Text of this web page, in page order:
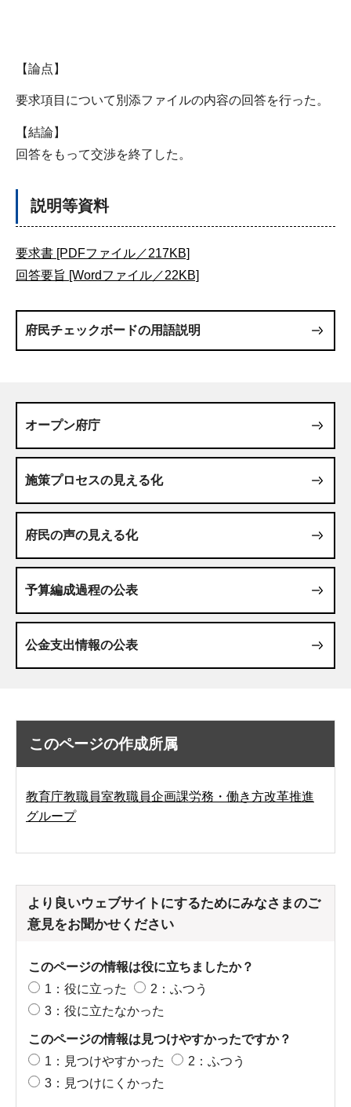
【論点】
要求項目について別添ファイルの内容の回答を行った。
【結論】
回答をもって交渉を終了した。
説明等資料
要求書 [PDFファイル／217KB]
回答要旨 [Wordファイル／22KB]
府民チェックボードの用語説明
オープン府庁
施策プロセスの見える化
府民の声の見える化
予算編成過程の公表
公金支出情報の公表
このページの作成所属
教育庁教職員室教職員企画課労務・働き方改革推進
グループ
より良いウェブサイトにするためにみなさまのご
意見をお聞かせください
このページの情報は役に立ちましたか？
1：役に立った
2：ふつう
3：役に立たなかった
このページの情報は見つけやすかったですか？
1：見つけやすかった
2：ふつう
3：見つけにくかった